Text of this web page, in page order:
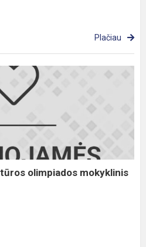
Plačiau
olimpiados mokyklinis